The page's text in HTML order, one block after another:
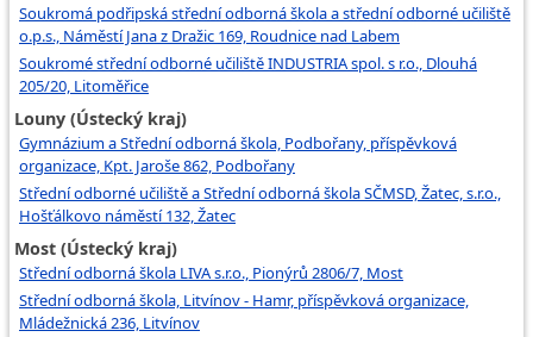
Soukromá podřipská střední odborná škola a střední odborné učiliště
o.p.s., Náměstí Jana z Dražic 169, Roudnice nad Labem
Soukromé střední odborné učiliště INDUSTRIA spol. s r.o., Dlouhá
205/20, Litoměřice
Louny (Ústecký kraj)
Gymnázium a Střední odborná škola, Podbořany, příspěvková
organizace, Kpt. Jaroše 862, Podbořany
Střední odborné učiliště a Střední odborná škola SČMSD, Žatec, s.r.o.,
Hošťálkovo náměstí 132, Žatec
Most (Ústecký kraj)
Střední odborná škola LIVA s.r.o., Pionýrů 2806/7, Most
Střední odborná škola, Litvínov - Hamr, příspěvková organizace,
Mládežnická 236, Litvínov